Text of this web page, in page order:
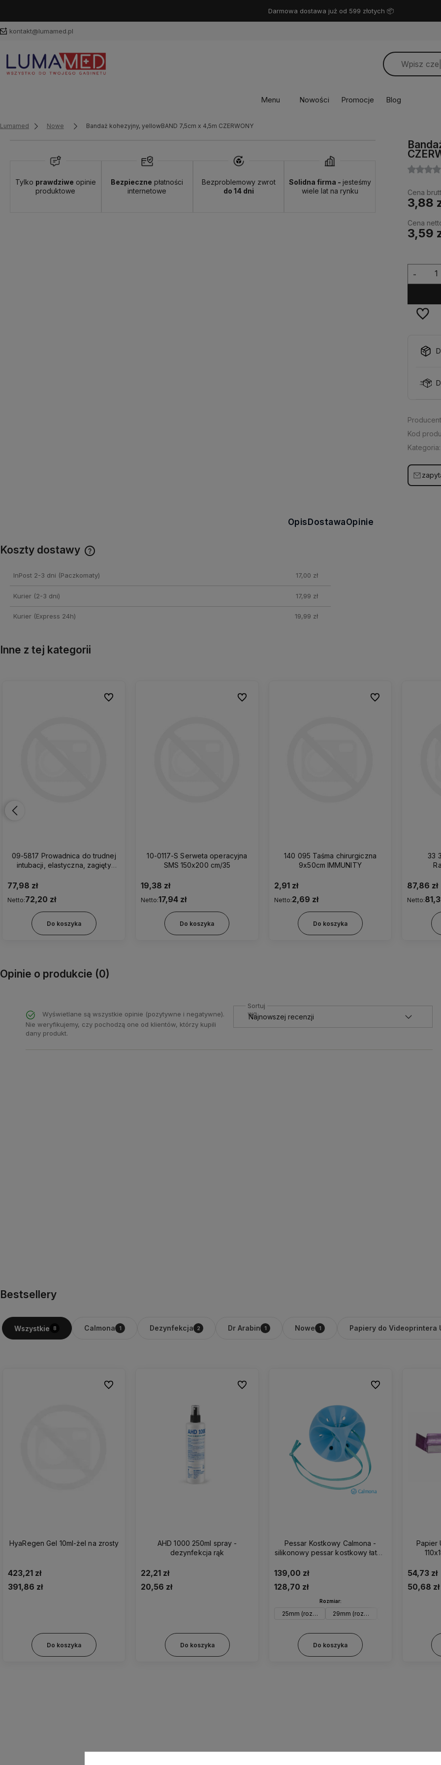
Miło Cię widzieć! ❤️
kontakt@lumamed.pl
Menu Nowości Promocje Blog
Lumamed Nowe Bandaż kohezyjny, yellowBAND 7,5cm x 4,5m CZERWONY
Tylko prawdziwe opinie
produktowe
Bezpieczne płatności
internetowe
Bezproblemowy zwrot
do 14 dni
Solidna firma - jesteśmy
wiele lat na rynku
Cena
3,88
Cena
3,59
-
Kod
Kategoria:
Opis DostawaOpinie
Koszty dostawy
Cena nie zawiera ewentualnych
InPost 2-3 dni (Paczkomaty) 17,00 zł
Kurier (2-3 dni) 17,99 zł
Kurier (Express 24h) 19,99 zł
Inne z tej kategorii
09-5817 Prowadnica do trudnej
intubacji, elastyczna, zagięty
77,98 zł
Netto:72,20 zł
Do koszyka
Do ulubionych
Do ulubionych
10-0117-S Serweta operacyjna
SMS 150x200 cm/35
19,38 zł
Netto:17,94 zł
Do koszyka
Do ulubionych
Do ulubionych
140 095 Taśma chirurgiczna
9x50cm IMMUNITY
2,91 zł
Netto:2,69 zł
Do koszyka
Do ulubionych
Do ulubionych
33
87,86 zł
Netto:
Opinie o produkcie (0)
Wyświetlane są wszystkie opinie (pozytywne i negatywne).
Nie weryfikujemy, czy pochodzą one od klientów, którzy kupili
dany produkt.
Sortuj
wg
Bestsellery
Wszystkie 8 Calmona 1 Dezynfekcja 2 Dr Arabin 1 Nowe 1 Papiery do Videoprintera
HyaRegen Gel 10ml-żel na zrosty
423,21 zł
391,86 zł
Do koszyka
Do ulubionych
AHD 1000 250ml spray -
dezynfekcja rąk
22,21 zł
20,56 zł
Do koszyka
Do ulubionych
Pessar Kostkowy Calmona -
silikonowy pessar kostkowy łatwy
139,00 zł
128,70 zł
Do koszyka
Rozmiar:
25mm (rozm. 0) 29mm (rozm. 1)
Do ulubionych
Papier
54,73 zł
50,68 zł